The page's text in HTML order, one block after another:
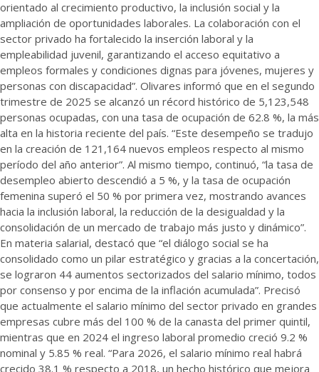
orientado al crecimiento productivo, la inclusión social y la
ampliación de oportunidades laborales. La colaboración con el
sector privado ha fortalecido la inserción laboral y la
empleabilidad juvenil, garantizando el acceso equitativo a
empleos formales y condiciones dignas para jóvenes, mujeres y
personas con discapacidad”. Olivares informó que en el segundo
trimestre de 2025 se alcanzó un récord histórico de 5,123,548
personas ocupadas, con una tasa de ocupación de 62.8 %, la más
alta en la historia reciente del país. “Este desempeño se tradujo
en la creación de 121,164 nuevos empleos respecto al mismo
período del año anterior”. Al mismo tiempo, continuó, “la tasa de
desempleo abierto descendió a 5 %, y la tasa de ocupación
femenina superó el 50 % por primera vez, mostrando avances
hacia la inclusión laboral, la reducción de la desigualdad y la
consolidación de un mercado de trabajo más justo y dinámico”.
En materia salarial, destacó que “el diálogo social se ha
consolidado como un pilar estratégico y gracias a la concertación,
se lograron 44 aumentos sectorizados del salario mínimo, todos
por consenso y por encima de la inflación acumulada”. Precisó
que actualmente el salario mínimo del sector privado en grandes
empresas cubre más del 100 % de la canasta del primer quintil,
mientras que en 2024 el ingreso laboral promedio creció 9.2 %
nominal y 5.85 % real. “Para 2026, el salario mínimo real habrá
crecido 38.1 % respecto a 2018, un hecho histórico que mejora